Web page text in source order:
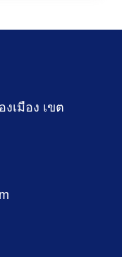
เมือง เขต